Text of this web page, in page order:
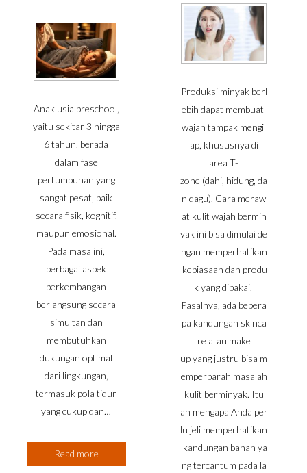
Anak usia preschool,
yaitu sekitar 3 hingga
6 tahun, berada
dalam fase
pertumbuhan yang
sangat pesat, baik
secara fisik, kognitif,
maupun emosional.
Pada masa ini,
berbagai aspek
perkembangan
berlangsung secara
simultan dan
membutuhkan
dukungan optimal
dari lingkungan,
termasuk pola tidur
yang cukup dan…
Read more
Produksi minyak berl
ebih dapat membuat
wajah tampak mengil
ap, khususnya di
area T-
zone (dahi, hidung, da
n dagu). Cara meraw
at kulit wajah bermin
yak ini bisa dimulai de
ngan memperhatikan
kebiasaan dan produ
k yang dipakai.
Pasalnya, ada bebera
pa kandungan skinca
re atau make
up yang justru bisa m
emperparah masalah
kulit berminyak. Itul
ah mengapa Anda per
lu jeli memperhatikan
kandungan bahan ya
ng tercantum pada la